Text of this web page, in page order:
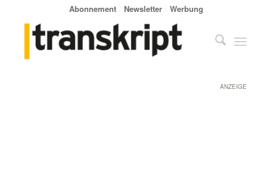
Abonnement Newsletter Werbung
ANZEIGE